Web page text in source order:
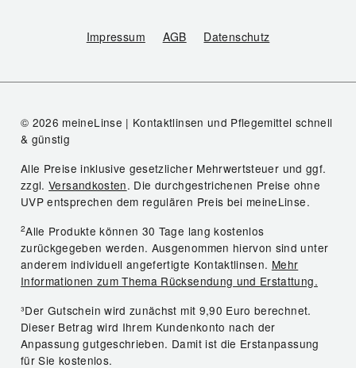
Impressum AGB Datenschutz
© 2026 meineLinse | Kontaktlinsen und Pflegemittel schnell
& günstig
Alle Preise inklusive gesetzlicher Mehrwertsteuer und ggf.
zzgl.Versandkosten. Die durchgestrichenen Preise ohne
UVP entsprechen dem regulären Preis bei meineLinse.
2Alle Produkte können 30 Tage lang kostenlos
zurückgegeben werden. Ausgenommen hiervon sind unter
anderem individuell angefertigte Kontaktlinsen. Mehr
Informationen zum Thema Rücksendung und Erstattung.
³Der Gutschein wird zunächst mit 9,90 Euro berechnet.
Dieser Betrag wird Ihrem Kundenkonto nach der
Anpassung gutgeschrieben. Damit ist die Erstanpassung
für Sie kostenlos.